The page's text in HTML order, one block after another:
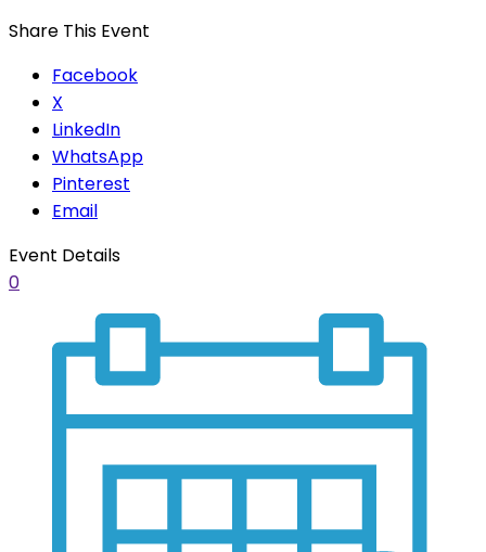
Share This Event
Facebook
X
LinkedIn
WhatsApp
Pinterest
Email
Event Details
0